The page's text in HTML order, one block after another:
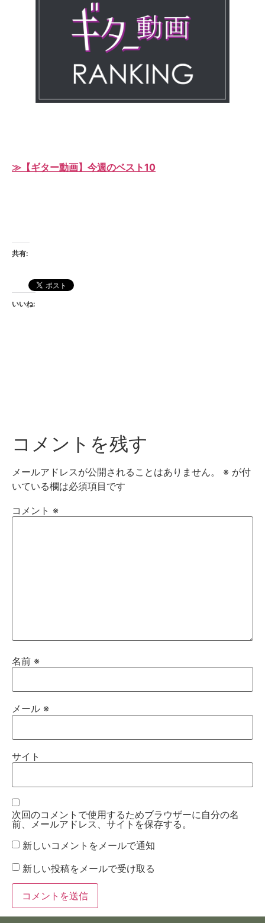
≫【ギター動画】今週のベスト10
共有:
いいね:
コメントを残す
メールアドレスが公開されることはありません。 ※ が付
いている欄は必須項目です
コメント ※
名前 ※
メール ※
サイト
次回のコメントで使用するためブラウザーに自分の名
前、メールアドレス、サイトを保存する。
新しいコメントをメールで通知
新しい投稿をメールで受け取る